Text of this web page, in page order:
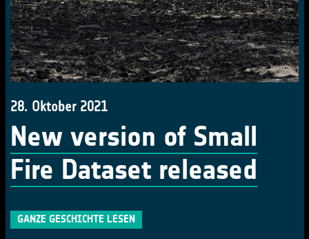
28. Oktober 2021
New version of Small
Fire Dataset released
GANZE GESCHICHTE LESEN